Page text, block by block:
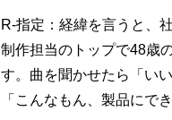
R-指定：経緯を言うと、
制作担当のトップで48歳
す。曲を聞かせたら「い
「こんなもん、製品にで